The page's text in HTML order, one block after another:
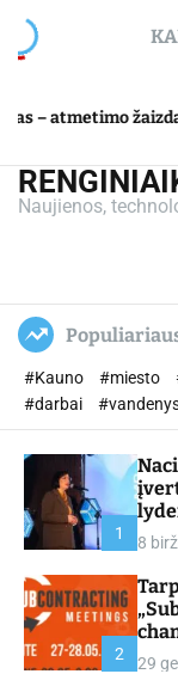
c
n
itin
Naujienos,
#Kauno #miesto
#darbai
1 8
2 29